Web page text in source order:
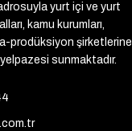
yurt içi ve yurt
kamu kurumları,
prodüksiyon şirketlerine
sunmaktadır.